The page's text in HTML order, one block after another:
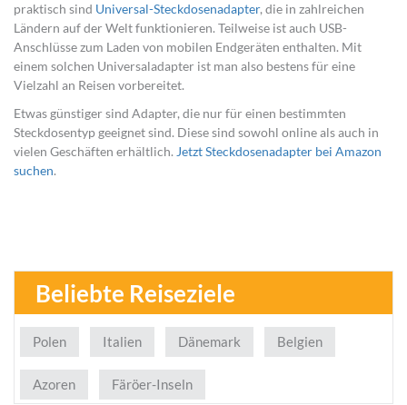
praktisch sind Universal-Steckdosenadapter, die in zahlreichen
Ländern auf der Welt funktionieren. Teilweise ist auch USB-
Anschlüsse zum Laden von mobilen Endgeräten enthalten. Mit
einem solchen Universaladapter ist man also bestens für eine
Vielzahl an Reisen vorbereitet.
Etwas günstiger sind Adapter, die nur für einen bestimmten
Steckdosentyp geeignet sind. Diese sind sowohl online als auch in
vielen Geschäften erhältlich. Jetzt Steckdosenadapter bei Amazon
suchen.
Beliebte Reiseziele
Polen Italien Dänemark Belgien
Azoren Färöer-Inseln